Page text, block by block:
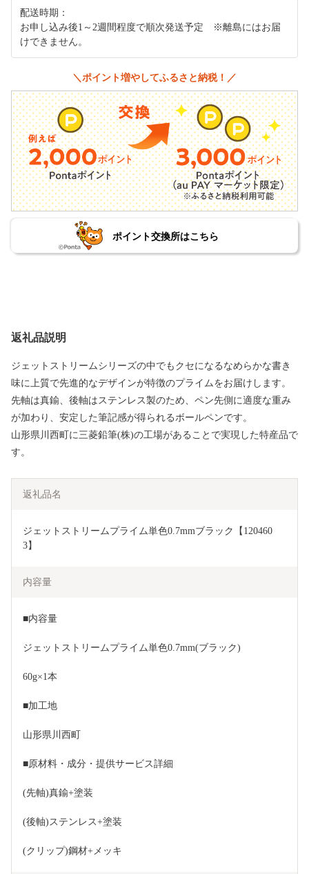
配送時期：
お申し込み後1～2週間程度で順次発送予定 ※離島にはお届
けできません。
＼ポイント増やしてふるさと納税！／
ポイント交換所はこちら
返礼品説明
ジェットストリームシリーズの中でもクセになるなめらかな書き
味に上質で先進的なデザインが特徴のプライムをお届けします。
先軸は真鍮、後軸はステンレス製のため、ペン先側に適度な重み
が加わり、安定した筆記感が得られるボールペンです。
山形県川西町に三菱鉛筆(株)の工場があることで実現した特産品で
す。
返礼品名
ジェットストリームプライム単色0.7mmブラック【120460
3】
内容量
■内容量
ジェットストリームプライム単色0.7mm(ブラック)
60g×1本
■加工地
山形県川西町
■原材料・成分・提供サービス詳細
(先軸)真鍮+塗装
(後軸)ステンレス+塗装
(クリップ)鋼材+メッキ